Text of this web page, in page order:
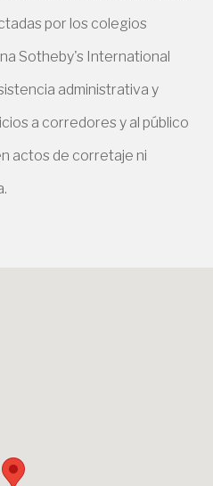
por los colegios
Sotheby's International
administrativa y
a corredores y al público
actos de corretaje ni